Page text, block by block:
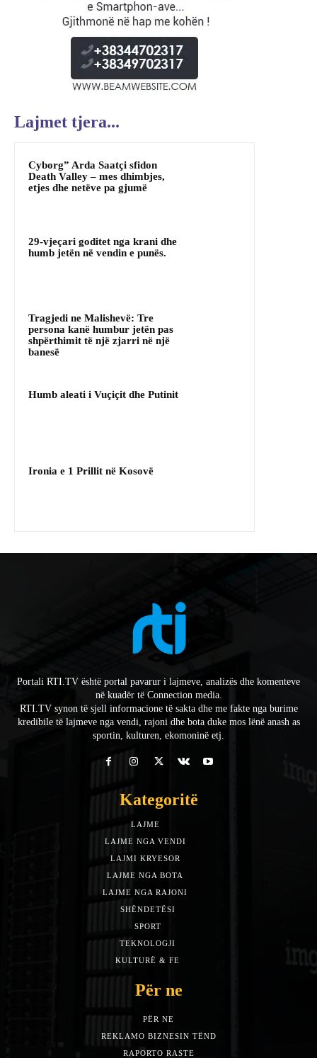
Lajmet tjera...
Cyborg” Arda Saatçi sfidon
Death Valley – mes dhimbjes,
etjes dhe netëve pa gjumë
29-vjeçari goditet nga krani dhe
humb jetën në vendin e punës.
Tragjedi ne Malishevë: Tre
persona kanë humbur jetën pas
shpërthimit të një zjarri në një
banesë
Humb aleati i Vuçiçit dhe Putinit
Ironia e 1 Prillit në Kosovë
Portali RTI.TV është portal pavarur i lajmeve, analizës dhe komenteve
në kuadër të Connection media.
RTI.TV synon të sjell informacione të sakta dhe me fakte nga burime
kredibile të lajmeve nga vendi, rajoni dhe bota duke mos lënë anash as
sportin, kulturen, ekomoninë etj.
Kategoritë
LAJME
LAJME NGA VENDI
LAJMI KRYESOR
LAJME NGA BOTA
LAJME NGA RAJONI
SHËNDETËSI
SPORT
TEKNOLOGJI
KULTURË & FE
Për ne
PËR NE
REKLAMO BIZNESIN TËND
RAPORTO RASTE